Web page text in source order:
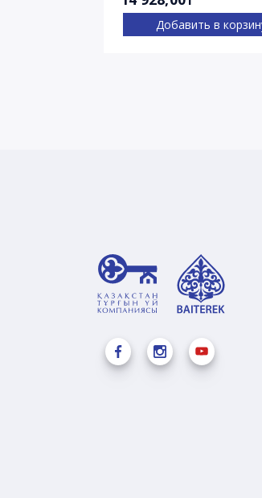
Добавить в